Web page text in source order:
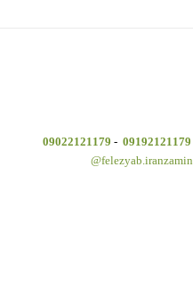
09192121179
-
09022121179
felezyab.iranzamin@